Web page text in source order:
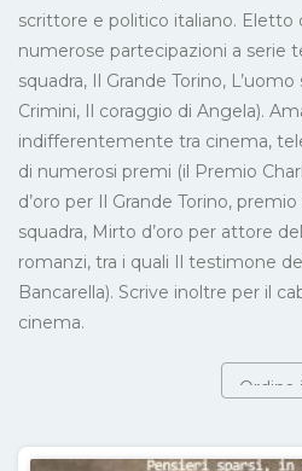
scrittore e politico italiano. Eletto
numerose partecipazioni a serie
squadra, Il Grande Torino,
Crimini, Il coraggio di Angela).
indifferentemente tra cinema,
di numerosi premi (il Premio
d’oro per Il Grande Torino,
squadra, Mirto d’oro per attore
romanzi, tra i quali Il testimone
Bancarella). Scrive inoltre per il
cinema.